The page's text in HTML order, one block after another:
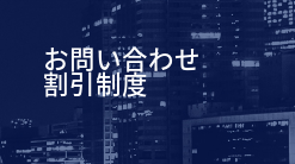
お問い合わせ
割引制度